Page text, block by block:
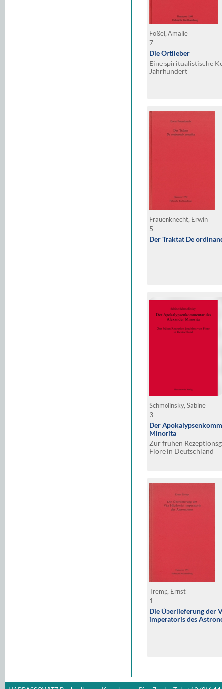
Fößel, Amalie
7
Die Ortlieber
Eine spiritualistische
Jahrhundert
Frauenknecht, Erwin
5
Der Traktat De
Schmolinsky, Sabine
3
Der
Minorita
Zur frühen
Fiore in Deutschland
Tremp, Ernst
1
Die Überlieferung der
imperatoris des